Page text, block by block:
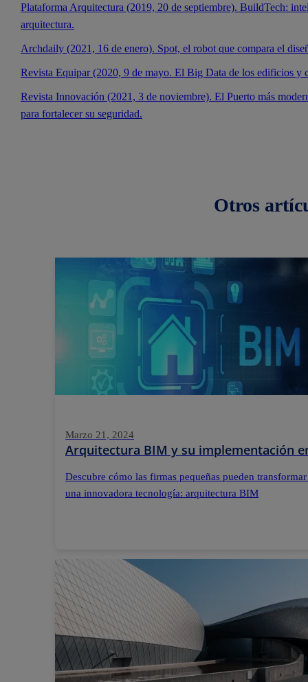
Plataforma Arquitectura (2019, 20 de septiembre). BuildTech:
arquitectura.
Archdaily (2021, 16 de enero). Spot, el robot que compara el
Revista Equipar (2020, 9 de mayo. El Big Data de los edificios y
Revista Innovación (2021, 3 de noviembre). El Puerto más
para fortalecer su seguridad.
Otros
Marzo 21, 2024
Arquitectura BIM y su implementación
Descubre cómo las firmas pequeñas pueden
una innovadora tecnología: arquitectura BIM